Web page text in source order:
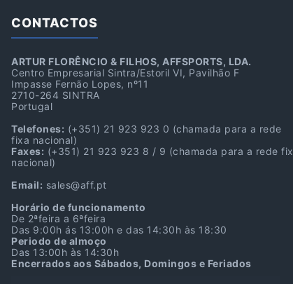
CONTACTOS
ARTUR FLORÊNCIO & FILHOS, AFFSPORTS, LDA.
Centro Empresarial Sintra/Estoril VI, Pavilhão F
Impasse Fernão Lopes, nº11
2710-264 SINTRA
Portugal
Telefones: (+351) 21 923 923 0 (chamada para a rede
fixa nacional)
Faxes: (+351) 21 923 923 8 / 9 (chamada para a rede
nacional)
Email: sales@aff.pt
Horário de funcionamento
De 2ªfeira a 6ªfeira
Das 9:00h ás 13:00h e das 14:30h às 18:30
Periodo de almoço
Das 13:00h às 14:30h
Encerrados aos Sábados, Domingos e Feriados